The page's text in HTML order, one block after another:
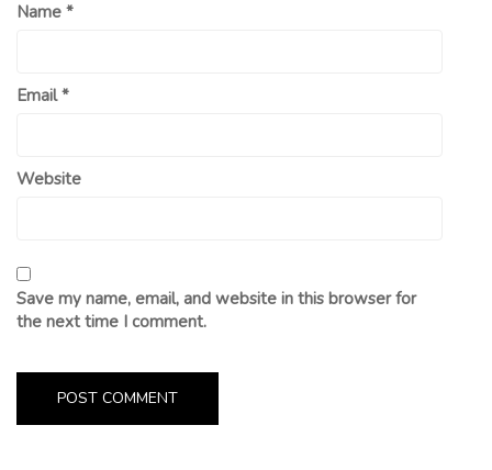
Name *
Email*
Website
Save my name, email, and website in this browser for
the next time I comment.